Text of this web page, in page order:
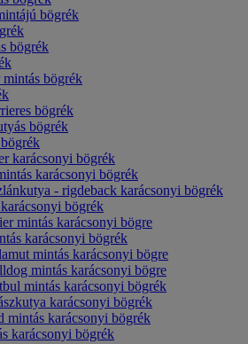
bögrék
bögrék
bögrék
bögrék
bögrék
karácsonyi bögrék
karácsonyi bögrék
- rigdeback karácsonyi bögrék
bögrék
mintás karácsonyi bögre
karácsonyi bögrék
mintás karácsonyi bögre
mintás karácsonyi bögre
mintás karácsonyi bögrék
karácsonyi bögrék
mintás karácsonyi bögrék
karácsonyi bögrék